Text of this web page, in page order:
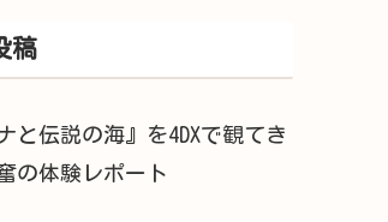
稿
と伝説の海』を4DXで観てき
の体験レポート